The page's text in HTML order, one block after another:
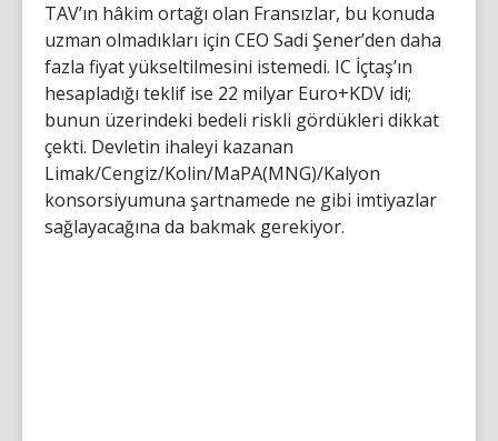
TAV’ın hâkim ortağı olan Fransızlar, bu konuda
uzman olmadıkları için CEO Sadi Şener’den daha
fazla fiyat yükseltilmesini istemedi. IC İçtaş’ın
hesapladığı teklif ise 22 milyar Euro+KDV idi;
bunun üzerindeki bedeli riskli gördükleri dikkat
çekti. Devletin ihaleyi kazanan
Limak/Cengiz/Kolin/MaPA(MNG)/Kalyon
konsorsiyumuna şartnamede ne gibi imtiyazlar
sağlayacağına da bakmak gerekiyor.